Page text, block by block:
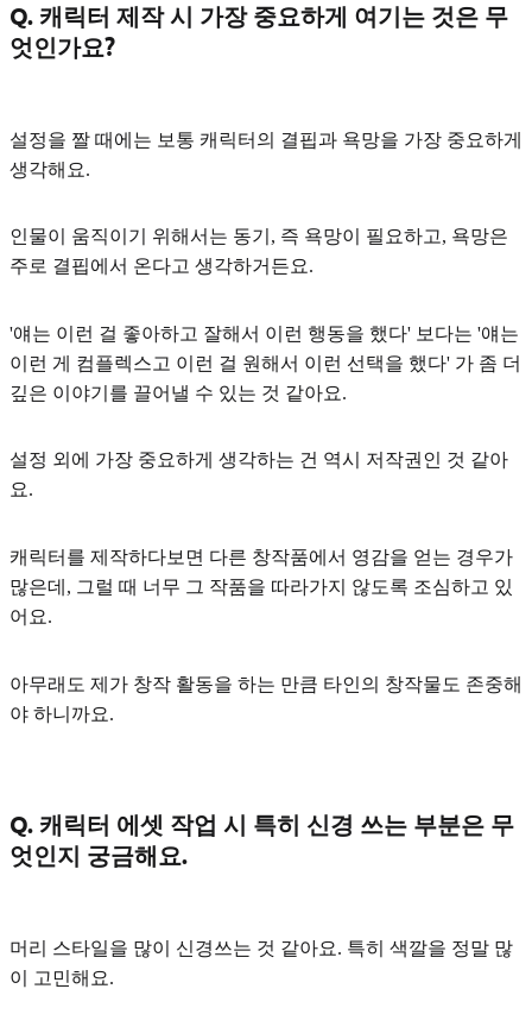
Q. 캐릭터 제작 시 가장 중요하게 여기는 것은 무
엇인가요?
설정을 짤 때에는 보통 캐릭터의 결핍과 욕망을 가장 중요하게
생각해요.
인물이 움직이기 위해서는 동기, 즉 욕망이 필요하고, 욕망은
주로 결핍에서 온다고 생각하거든요.
'얘는 이런 걸 좋아하고 잘해서 이런 행동을 했다' 보다는 '얘는
이런 게 컴플렉스고 이런 걸 원해서 이런 선택을 했다' 가 좀 더
깊은 이야기를 끌어낼 수 있는 것 같아요.
설정 외에 가장 중요하게 생각하는 건 역시 저작권 인 것 같아
요.
캐릭터를 제작하다보면 다른 창작품에서 영감을 얻는 경우가
많은데, 그럴 때 너무 그 작품을 따라가지 않도록 조심하고 있
어요.
아무래도 제가 창작 활동을 하는 만큼 타인의 창작물도 존중해
야 하니까요.
Q. 캐릭터 에셋 작업 시 특히 신경 쓰는 부분은 무
엇인지 궁금해요.
머리 스타일을 많이 신경쓰는 것 같아요. 특히 색깔을 정말 많
이 고민해요.